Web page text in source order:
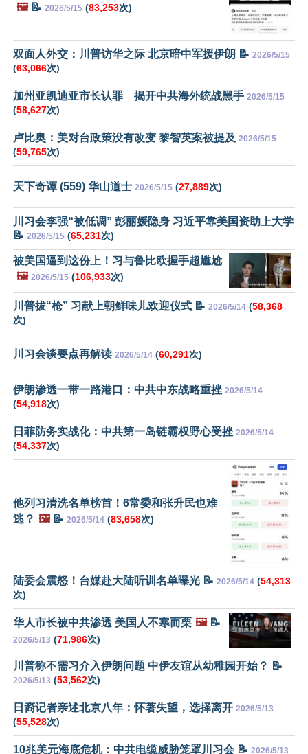
🖼️📝 2026/5/15 (83,253次)
双面人外交：川普访华之际 北京暗中军援伊朗 📝 2026/5/15
(63,066次)
加州亚凯迪亚市长认罪 揭开中共海外统战黑手 2026/5/15
(58,627次)
卢比奥：美对台政策没有改变 黎智英案被提及 2026/5/15
(59,765次)
天下奇谭 (559) 华山道士 2026/5/15 (27,889次)
川习会李强“被低调” 彭丽媛隐身 习近平靠美国资助上大学
📝 2026/5/15 (65,231次)
被美国逼到这份上！习与鲁比欧握手超尴尬
🖼️ 2026/5/15 (106,933次)
川普拔“枪” 习献上朝鲜味儿欢迎仪式 📝 2026/5/14 (58,368
次)
川习会谈要点再解读 2026/5/14 (60,291次)
伊朗渗透一带一路港口：中共中东战略重挫 2026/5/14
(54,918次)
日菲防务实战化：中共第一岛链霸权野心受挫 2026/5/14
(54,337次)
他列习清洗名单榜首！6常委和张升民也难
逃？ 🖼️📝 2026/5/14 (83,658次)
陆委会震怒！台媒赴大陆听训名单曝光 📝 2026/5/14 (54,313
次)
华人市长被中共渗透 美国人不寒而栗 🖼️📝
2026/5/13 (71,986次)
川普称不需习介入伊朗问题 中伊友谊从幼稚园开始？ 📝
2026/5/13 (53,562次)
日裔记者亲述北京八年：怀著失望，选择离开 2026/5/13
(55,528次)
10兆美元海底危机：中共电缆威胁笼罩川习会 📝 2026/5/13